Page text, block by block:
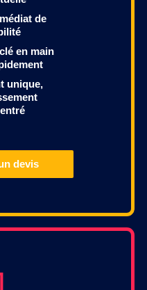
de
en main
unique,
devis